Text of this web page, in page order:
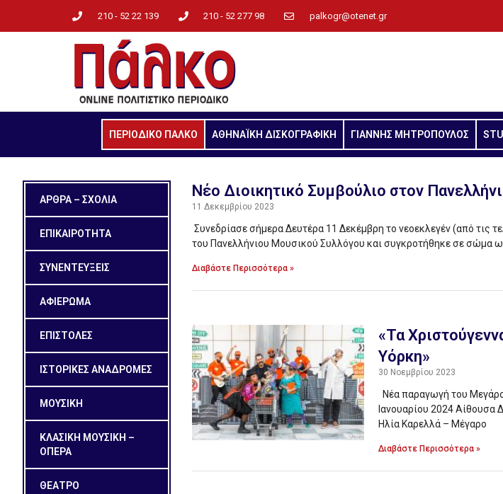
210 - 52 22 139 210 - 52 277 98 palkogr@otenet.gr
ΠΕΡΙΟΔΙΚΟ ΠΑΛΚΟ ΑΘΗΝΑΪΚΗ ΔΙΣΚΟΓΡΑΦΙΚΗ ΓΙΑΝΝΗΣ ΜΗΤΡΟΠΟΥΛΟΣ
ΑΡΘΡΑ – ΣΧΟΛΙΑ
ΕΠΙΚΑΙΡΟΤΗΤΑ
ΣΥΝΕΝΤΕΥΞΕΙΣ
ΑΦΙΕΡΩΜΑ
ΕΠΙΣΤΟΛΕΣ
ΙΣΤΟΡΙΚΕΣ ΑΝΑΔΡΟΜΕΣ
ΜΟΥΣΙΚΗ
ΚΛΑΣΙΚΗ ΜΟΥΣΙΚΗ –
ΟΠΕΡΑ
ΘΕΑΤΡΟ
Nέο Διοικητικό Συμβούλιο στον
11 Δεκεμβρίου 2023
Συνεδρίασε σήμερα Δευτέρα 11 Δεκέμβρη το νεοεκλεγέν (από τις
του Πανελλήνιου Μουσικού Συλλόγου και συγκροτήθηκε σε σώμα
Διαβάστε Περισσότερα »
«Τα
Υόρκη»
30 Νοεμβρίου 2023
Νέα παραγωγή του
Ιανουαρίου 2024
Ηλία Καρελλά – Μέγαρο
Διαβάστε Περισσότερα »